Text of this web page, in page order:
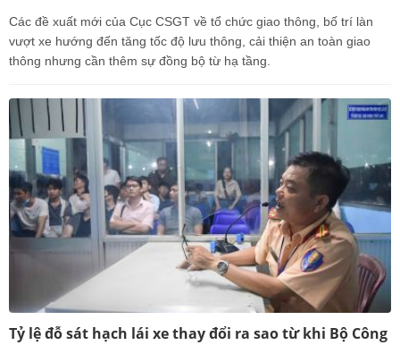
Các đề xuất mới của Cục CSGT về tổ chức giao thông, bố trí làn
vượt xe hướng đến tăng tốc độ lưu thông, cải thiện an toàn giao
thông nhưng cần thêm sự đồng bộ từ hạ tầng.
Tỷ lệ đỗ sát hạch lái xe thay đổi ra sao từ khi Bộ Công